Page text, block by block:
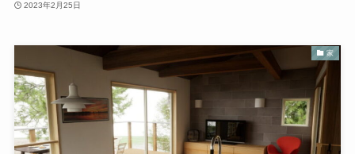
2023年2月25日
家